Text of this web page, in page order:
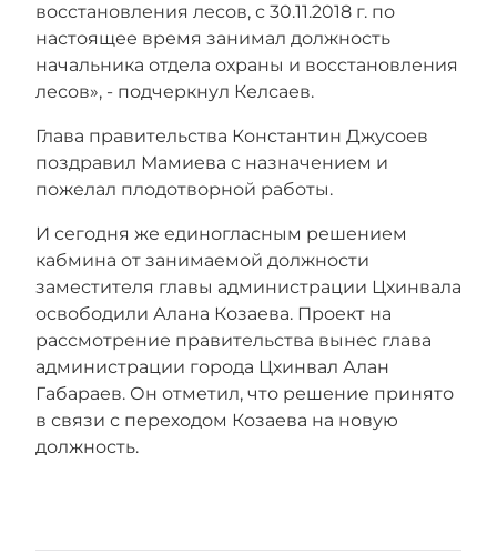
восстановления лесов, с 30.11.2018 г. по
настоящее время занимал должность
начальника отдела охраны и восстановления
лесов», - подчеркнул Келсаев.
Глава правительства Константин Джусоев
поздравил Мамиева с назначением и
пожелал плодотворной работы.
И сегодня же единогласным решением
кабмина от занимаемой должности
заместителя главы администрации Цхинвала
освободили Алана Козаева. Проект на
рассмотрение правительства вынес глава
администрации города Цхинвал Алан
Габараев. Он отметил, что решение принято
в связи с переходом Козаева на новую
должность.